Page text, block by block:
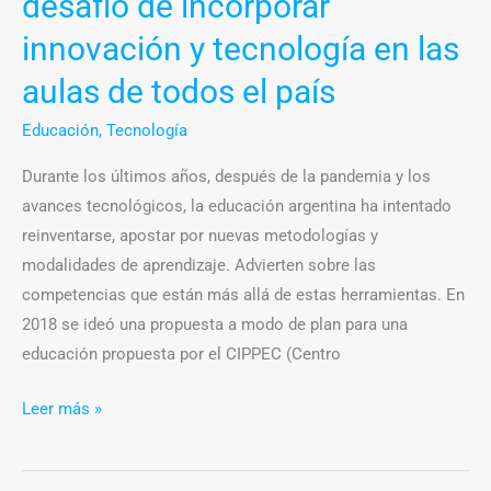
innovación y tecnología en las
aulas de todos el país
Educación, Tecnología
Durante los últimos años, después de la pandemia y los
avances tecnológicos, la educación argentina ha intentado
reinventarse, apostar por nuevas metodologías y
modalidades de aprendizaje. Advierten sobre las
competencias que están más allá de estas herramientas. En
2018 se ideó una propuesta a modo de plan para una
educación propuesta por el CIPPEC (Centro
de
todos
el
país
Leer más »